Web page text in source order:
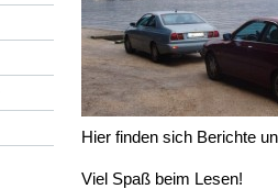
Hier finden sich Berichte
Viel Spaß beim Lesen!